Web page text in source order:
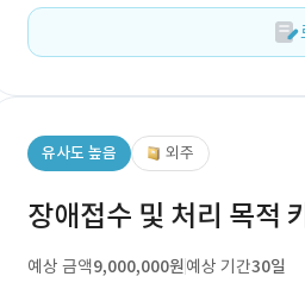
유사도 높음 외주
장애접수 및 처리 목적
예상 금액9,000,000원예상 기간30일